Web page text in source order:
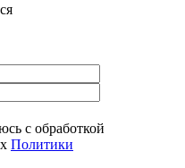
c обработкой
Политики